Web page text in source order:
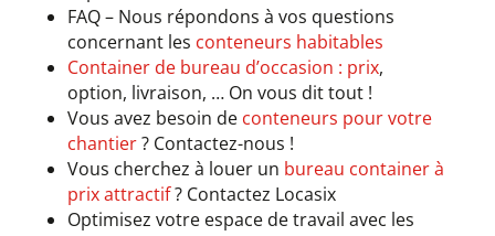
FAQ – Nous répondons à vos questions
concernant les conteneurs habitables
Container de bureau d’occasion : prix,
option, livraison, … On vous dit tout !
Vous avez besoin de conteneurs pour votre
chantier? Contactez-nous !
Vous cherchez à louer un bureau container à
prix attractif? Contactez Locasix
Optimisez votre espace de travail avec les